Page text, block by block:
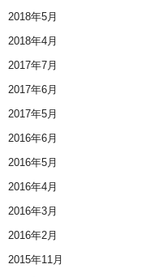
2018年5月
2018年4月
2017年7月
2017年6月
2017年5月
2016年6月
2016年5月
2016年4月
2016年3月
2016年2月
2015年11月